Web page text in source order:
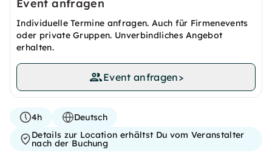
Event anfragen
Individuelle Termine anfragen. Auch für Firmenevents
oder private Gruppen. Unverbindliches Angebot
erhalten.
Event anfragen>
4h
Deutsch
Details zur Location erhältst Du vom Veranstalter
nach der Buchung